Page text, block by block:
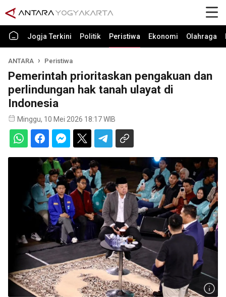
Jogja Terkini Politik Peristiwa Ekonomi Olahraga
ANTARA Peristiwa
Pemerintah prioritaskan pengakuan dan
perlindungan hak tanah ulayat di
Indonesia
Minggu, 10 Mei 2026 18:17 WIB